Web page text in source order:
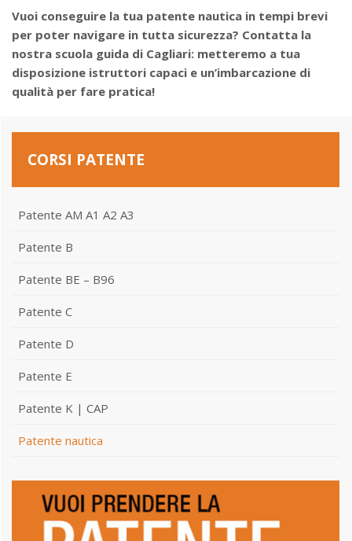
Vuoi conseguire la tua patente nautica in tempi brevi
per poter navigare in tutta sicurezza? Contatta la
nostra scuola guida di Cagliari: metteremo a tua
disposizione istruttori capaci e un’imbarcazione di
qualità per fare pratica!
CORSI PATENTE
Patente AM A1 A2 A3
Patente B
Patente BE – B96
Patente C
Patente D
Patente E
Patente K | CAP
Patente nautica